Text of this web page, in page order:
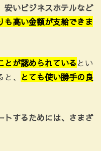
安いビジネスホテルなど
も高い金額が支給できま
とが認められているとい
、 とても使い勝手の良
トするためには、さまざ